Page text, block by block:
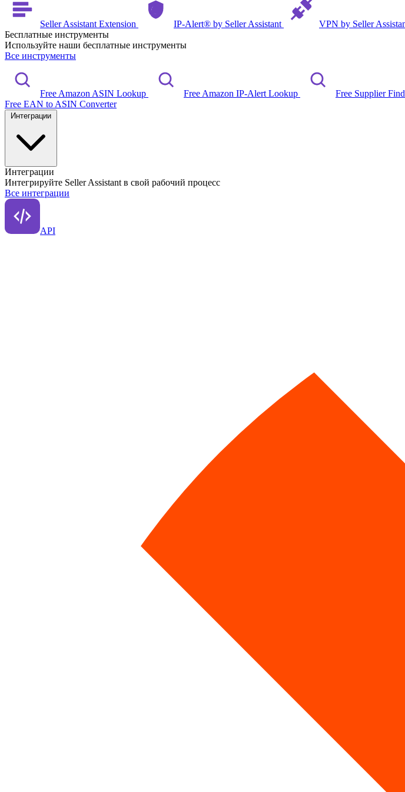
Seller Assistant Extension IP-Alert® by Seller Assistant
VPN by Seller
Бесплатные инструменты
Используйте наши бесплатные инструменты
Все инструменты
Free Amazon ASIN Lookup Free Amazon IP-Alert Lookup Free Supplier
Free EAN to ASIN Converter
Интеграции
Интегрируйте Seller Assistant в свой рабочий процесс
Все интеграции
API